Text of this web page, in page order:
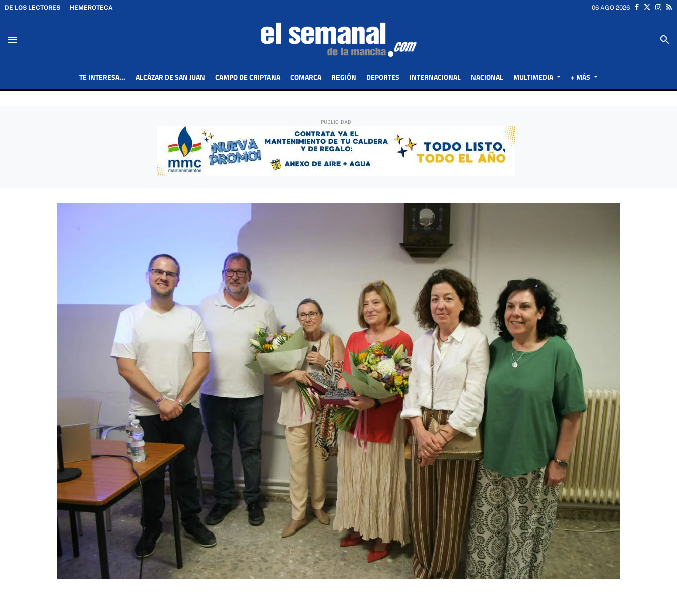
DE LOS LECTORES HEMEROTECA 06 AGO 2026
menu search
TE INTERESA... ALCÁZAR DE SAN JUAN CAMPO DE CRIPTANA COMARCA REGIÓN DEPORTES INTERNACIONAL NACIONAL MULTIMEDIA + MÁS